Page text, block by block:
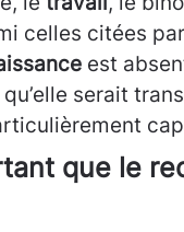
celles citées
est
serait
que le